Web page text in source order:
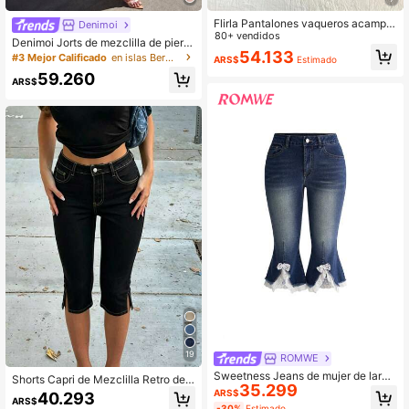
Denimoi
Denimoi Jorts de mezclilla de piern
a ancha con puño, jeans de moda,
mezclilla de moda, vacaciones de v
erano, brunch
#3 Mejor Calificado en islas Bermudas Mujer Denim
ARS$59.260
19
Shorts Capri de Mezclilla Retro de
Cintura Media con Estiramiento y D
obladillo Dividido 3/4 Ajuste Slim, C
ARS$40.293
Flirla Pantalones vaqueros acampa
nados de tiro bajo y lavado casual d
e moda
80+ vendidos
ARS$54.133 Estimado
ROMWE
Sweetness Jeans de mujer de largo
medio con bajo acampanado, estilo
kawaii dulce casual, con ribete de e
ARS$35.299